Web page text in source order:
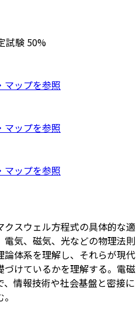
試験 50%
マップを参照
マップを参照
マップを参照
スウェル方程式の具体的な適
気、磁気、光などの物理法則
体系を理解し、それらが現代
けているかを理解する。電磁
情報技術や社会基盤と密接に